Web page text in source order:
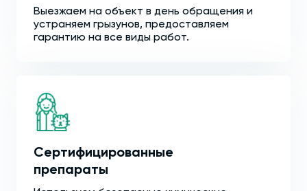
Выезжаем на объект в день обращения и
устраняем грызунов, предоставляем
гарантию на все виды работ.
Сертифицированные
препараты